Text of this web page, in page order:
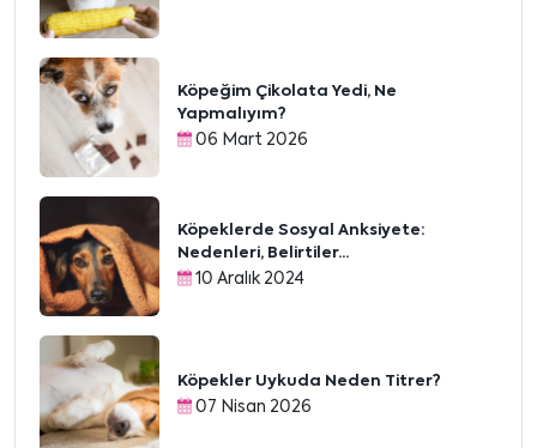
Köpeğim Çikolata Yedi, Ne
Yapmalıyım?
06 Mart 2026
Köpeklerde Sosyal Anksiyete:
Nedenleri, Belirtiler...
10 Aralık 2024
Köpekler Uykuda Neden Titrer?
07 Nisan 2026